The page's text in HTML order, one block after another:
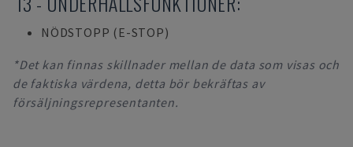
NÖDSTOPP (E-STOP)
*Det kan finnas skillnader mellan de data som visas och
de faktiska värdena, detta bör bekräftas av
försäljningsrepresentanten.